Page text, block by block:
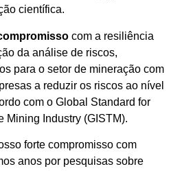
científica.
com a resiliência
da análise de riscos,
para o setor de mineração com
a reduzir os riscos ao nível
com o Global Standard for
Mining Industry (GISTM).
forte compromisso com
anos por pesquisas sobre